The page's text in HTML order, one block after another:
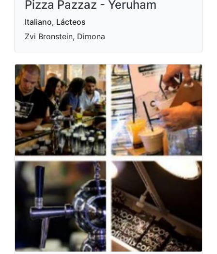
Pizza Pazzaz - Yeruham
Italiano, Lácteos
Zvi Bronstein, Dimona